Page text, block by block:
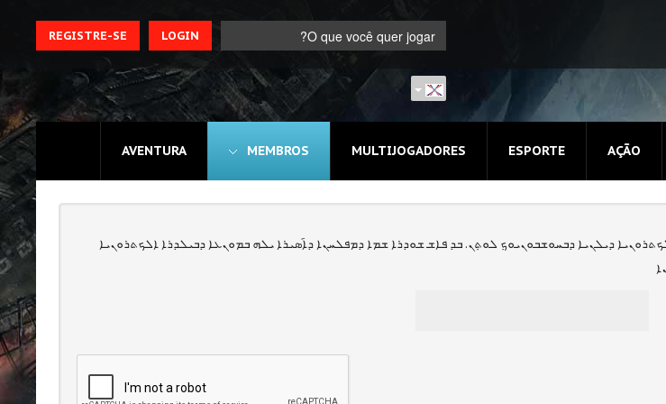
Registre-se
Home
Assine
Sobre
3D
Ação
Esporte
REGISTRE-SE LOGIN
AÇÃO
ESPORTE
MULTIJOGADORES
MEMBROS
AVENTURA
ܕܝܠܢܝܐ ܕܒܚܘܫܒܘܢܝܘܟܼ ܠܘܬ݂ܢ. ܒܕ ܦܐܫ ܫܘܕܪܐ ܫܡܐ ܕܡܦܠܚܢܐ ܕܐ݇ܣܝܪܐ ܝܠܗ ܒܡܘܢܥܐ ܕܒܝܠܕܪܐ ܐܠܟܬܪܘܢܝܐ